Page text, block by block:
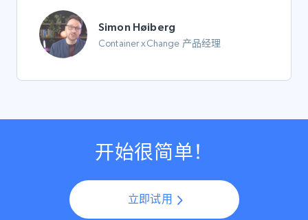
Simon Høiberg
Container xChange 产品经理
开始很简单！
立即试用